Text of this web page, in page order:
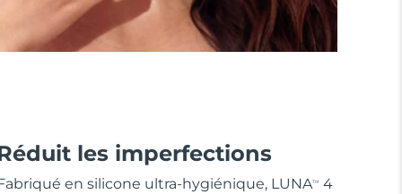
les imperfections
en silicone ultra-hygiénique, LUNATM
4